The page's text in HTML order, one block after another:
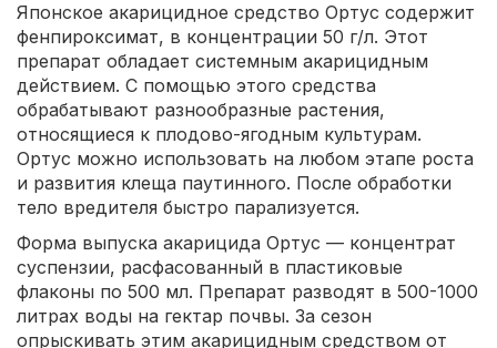
Японское акарицидное средство Ортус содержит
фенпироксимат, в концентрации 50 г/л. Этот
препарат обладает системным акарицидным
действием. С помощью этого средства
обрабатывают разнообразные растения,
относящиеся к плодово-ягодным культурам.
Ортус можно использовать на любом этапе роста
и развития клеща паутинного. После обработки
тело вредителя быстро парализуется.
Форма выпуска акарицида Ортус — концентрат
суспензии, расфасованный в пластиковые
флаконы по 500 мл. Препарат разводят в 500-1000
литрах воды на гектар почвы. За сезон
опрыскивать этим акарицидным средством от